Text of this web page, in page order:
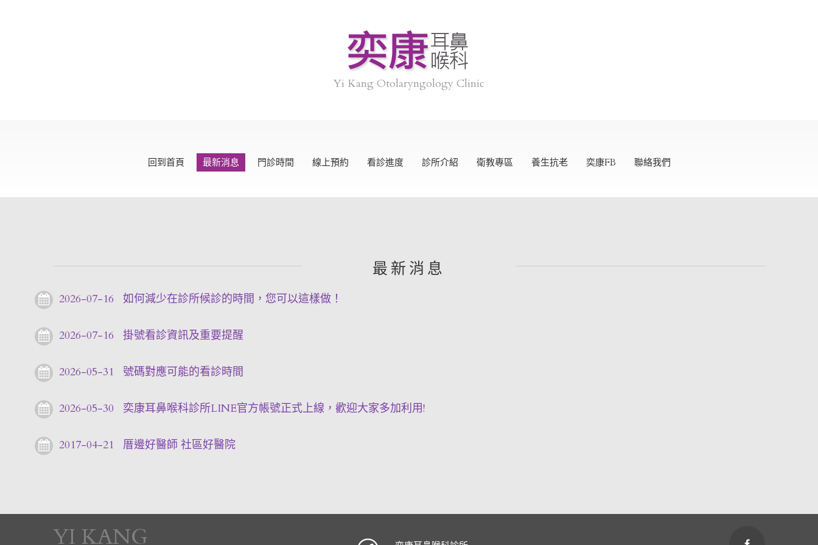
Yi Kang Otolaryngology Clinic
回到首頁 最新消息 門診時間 線上預約 看診進度 診所介紹 衛教專區 養生抗老 奕康FB 聯絡我們
最新消息
2026-07-16 如何減少在診所候診的時間，您可以這樣做！
2026-07-16 掛號看診資訊及重要提醒
2026-05-31 號碼對應可能的看診時間
2026-05-30 奕康耳鼻喉科診所LINE官方帳號正式上線，歡迎大家多加利用!
2017-04-21 厝邊好醫師 社區好醫院
YI KANG